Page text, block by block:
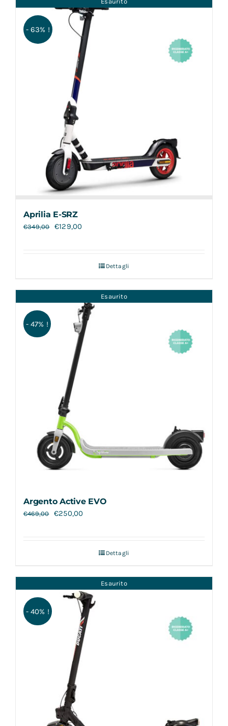
- 63% !
Aprilia E-SRZ
€349,00 €129,00
Dettagli
Esaurito
- 47% !
Argento Active EVO
€469,00 €250,00
Dettagli
Esaurito
- 40% !